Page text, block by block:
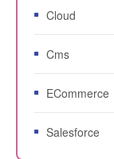
Cloud
Cms
ECommerce
Salesforce